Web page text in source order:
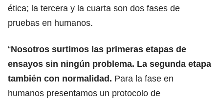
ética; la tercera y la cuarta son dos fases de
pruebas en humanos.
“Nosotros surtimos las primeras etapas de
ensayos sin ningún problema. La segunda etapa
también con normalidad. Para la fase en
humanos presentamos un protocolo de